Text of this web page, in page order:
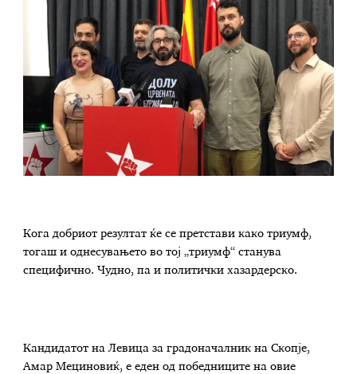
Кога добриот резултат ќе се претстави како триумф,
тогаш и однесувањето во тој „триумф“ станува
специфично. Чудно, па и политички хазардерско.
Кандидатот на Левица за градоначалник на Скопје,
Амар Мециновиќ, е еден од победниците на овие